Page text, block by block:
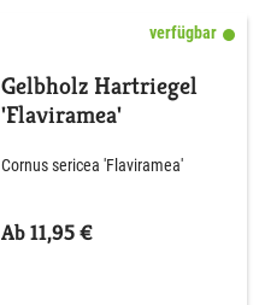
verfügbar
Gelbholz Hartriegel
'Flaviramea'
Cornus sericea 'Flaviramea'
Ab 11,95 €